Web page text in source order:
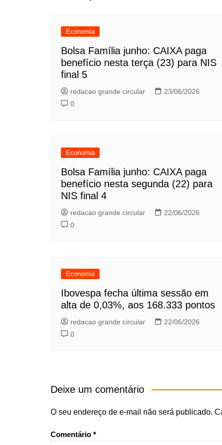
Economia
Bolsa Família junho: CAIXA paga
benefício nesta terça (23) para NIS
final 5
redacao grande circular
23/06/2026
0
Economia
Bolsa Família junho: CAIXA paga
benefício nesta segunda (22) para
NIS final 4
redacao grande circular
22/06/2026
0
Economia
Ibovespa fecha última sessão em
alta de 0,03%, aos 168.333 pontos
redacao grande circular
22/06/2026
0
Deixe um comentário
O seu endereço de e-mail não será publicado.
Comentário *